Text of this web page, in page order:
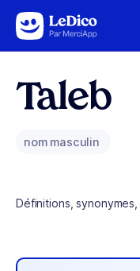
Aller au contenu
Taleb
nom masculin
Définitions,